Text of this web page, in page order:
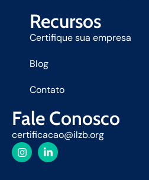
Recursos
Certifique sua empresa
Blog
Contato
Fale Conosco
certificacao@ilzb.org